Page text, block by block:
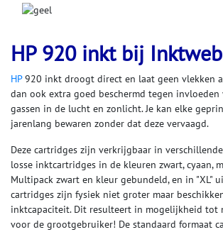
HP 920 inkt bij
HP920 inkt droogt direct en laat geen vlekken
dan ook extra goed beschermd tegen invloeden
gassen in de lucht en zonlicht. Je kan elke
jarenlang bewaren zonder dat deze vervaagd.
Deze cartridges zijn verkrijgbaar in
losse inktcartridges in de kleuren zwart, cyaan,
Multipack zwart en kleur gebundeld, en in "XL"
cartridges zijn fysiek niet groter maar
inktcapaciteit. Dit resulteert in mogelijkheid tot
voor de grootgebruiker! De standaard formaat